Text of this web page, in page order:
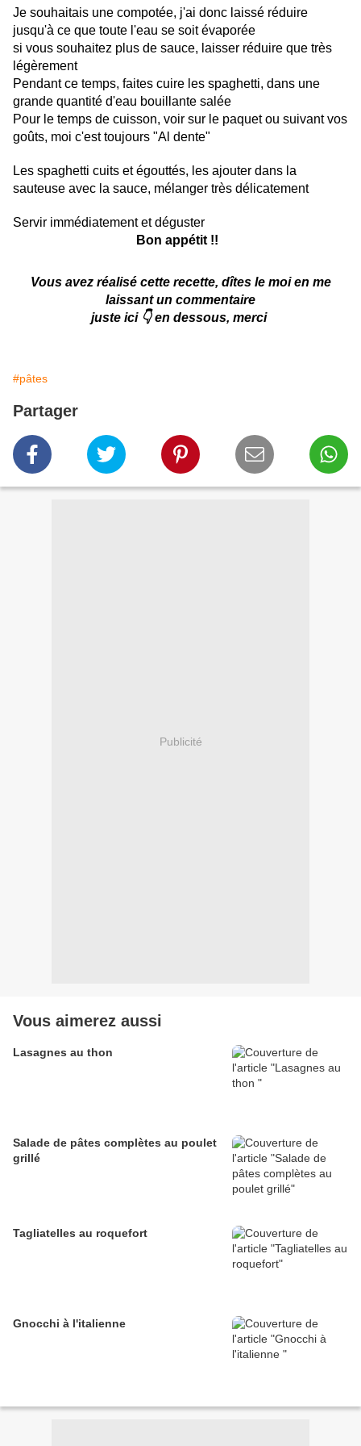
Je souhaitais une compotée, j'ai donc laissé réduire
jusqu'à ce que toute l'eau se soit évaporée
si vous souhaitez plus de sauce, laisser réduire que très
légèrement
Pendant ce temps, faites cuire les spaghetti, dans une
grande quantité d'eau bouillante salée
Pour le temps de cuisson, voir sur le paquet ou suivant vos
goûts, moi c'est toujours "Al dente"
Les spaghetti cuits et égouttés, les ajouter dans la
sauteuse avec la sauce, mélanger très délicatement
Servir immédiatement et déguster
Bon appétit !!
Vous avez réalisé cette recette, dîtes le moi en me
laissant un commentaire
juste ici 👇 en dessous, merci
#pâtes
Partager
Publicité
Vous aimerez aussi
Lasagnes au thon
Salade de pâtes complètes au poulet
grillé
Tagliatelles au roquefort
Gnocchi à l'italienne